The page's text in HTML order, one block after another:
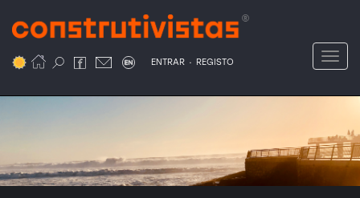
para
conteúdo
ENTRAR . REGISTO